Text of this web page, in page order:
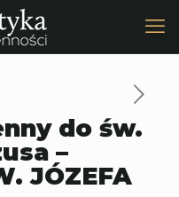
do św.
–
JÓZEFA